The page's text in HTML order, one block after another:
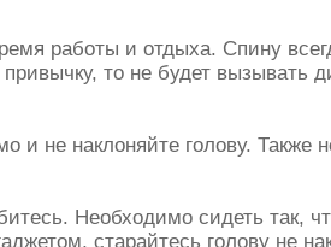
работы и отдыха. Спину
то не будет вызывать
и не наклоняйте голову. Также
Необходимо сидеть
старайтесь голову не